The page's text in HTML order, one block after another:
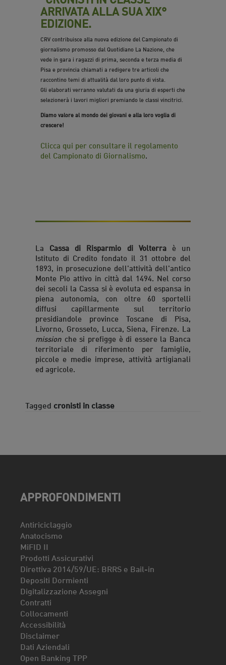
ARRIVATA ALLA SUA XIX°
EDIZIONE.
CRV contribuisce alla nuova edizione del Campionato di
giornalismo promosso dal Quotidiano La Nazione, che
vede in gara i ragazzi di prima, seconda e terza media di
Pisa e provincia chiamati a redigere tre articoli che
raccontino temi di attualità dal loro punto di vista.
Gli elaborati verranno valutati da una giuria di esperti che
selezionerà i lavori migliori premiando le classi vincitrici.
Diamo valore al mondo dei giovani e alla loro voglia di
crescere!
Clicca qui per consultare il regolamento
del Campionato di Giornalismo.
La Cassa di Risparmio di Volterraè un
Istituto di Credito fondato il 31 ottobre del
1893, in prosecuzione dell'attività dell'antico
Monte Pio attivo in città dal 1494. Nel corso
dei secoli la Cassa si è evoluta ed espansa in
piena autonomia, con oltre 60 sportelli
diffusi capillarmente sul territorio
presidiandole province Toscane di Pisa,
Livorno, Grosseto, Lucca, Siena, Firenze. La
mission che si prefigge è di essere la Banca
territoriale di riferimento per famiglie,
piccole e medie imprese, attività artigianali
ed agricole.
Tagged cronisti in classe
APPROFONDIMENTI
Antiriciclaggio
Anatocismo
MiFID II
Prodotti Assicurativi
Direttiva 2014/59/UE: BRRS e Bail-in
Depositi Dormienti
Digitalizzazione Assegni
Contratti
Collocamenti
Accessibilità
Disclaimer
Dati Aziendali
Open Banking TPP